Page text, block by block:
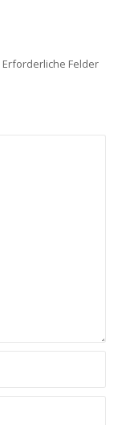
Erforderliche Felder